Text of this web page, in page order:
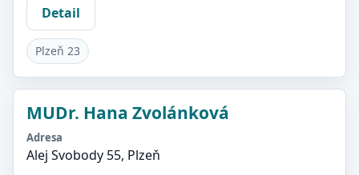
Detail
Plzeň 23
MUDr. Hana Zvolánková
Adresa
Alej Svobody 55, Plzeň